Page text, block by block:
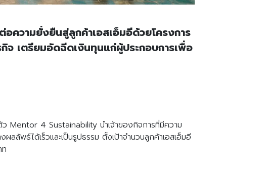
วามยั่งยืนสู่ลูกค้าเอสเอ็มอีด้วยโครงการ
จ เตรียมอัดฉีดเงินทุนแก่ผู้ประกอบการเพื่อ
Mentor 4 Sustainability นำเจ้าของกิจการที่มีความ
ลัพธ์ได้เร็วและเป็นรูปธรรม ตั้งเป้าจำนวนลูกค้าเอสเอ็มอี